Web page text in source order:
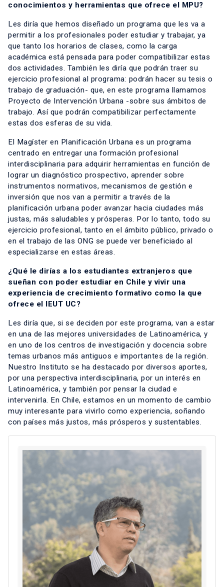
conocimientos y herramientas que ofrece el MPU?
Les diría que hemos diseñado un programa que les va a
permitir a los profesionales poder estudiar y trabajar, ya
que tanto los horarios de clases, como la carga
académica está pensada para poder compatibilizar estas
dos actividades. También les diría que podrán traer su
ejercicio profesional al programa: podrán hacer su tesis o
trabajo de graduación- que, en este programa llamamos
Proyecto de Intervención Urbana -sobre sus ámbitos de
trabajo. Así que podrán compatibilizar perfectamente
estas dos esferas de su vida.
El Magíster en Planificación Urbana es un programa
centrado en entregar una formación profesional
interdisciplinaria para adquirir herramientas en función de
lograr un diagnóstico prospectivo, aprender sobre
instrumentos normativos, mecanismos de gestión e
inversión que nos van a permitir a través de la
planificación urbana poder avanzar hacia ciudades más
justas, más saludables y prósperas. Por lo tanto, todo su
ejercicio profesional, tanto en el ámbito público, privado o
en el trabajo de las ONG se puede ver beneficiado al
especializarse en estas áreas.
¿Qué le dirías a los estudiantes extranjeros que
sueñan con poder estudiar en Chile y vivir una
experiencia de crecimiento formativo como la que
ofrece el IEUT UC?
Les diría que, si se deciden por este programa, van a estar
en una de las mejores universidades de Latinoamérica, y
en uno de los centros de investigación y docencia sobre
temas urbanos más antiguos e importantes de la región.
Nuestro Instituto se ha destacado por diversos aportes,
por una perspectiva interdisciplinaria, por un interés en
Latinoamérica, y también por pensar la ciudad e
intervenirla. En Chile, estamos en un momento de cambio
muy interesante para vivirlo como experiencia, soñando
con países más justos, más prósperos y sustentables.